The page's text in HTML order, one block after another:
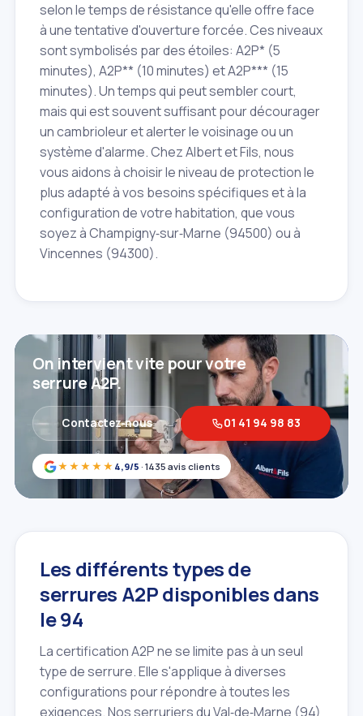
selon le temps de résistance qu'elle offre face
à une tentative d'ouverture forcée. Ces niveaux
sont symbolisés par des étoiles: A2P* (5
minutes), A2P** (10 minutes) et A2P*** (15
minutes). Un temps qui peut sembler court,
mais qui est souvent suffisant pour décourager
un cambrioleur et alerter le voisinage ou un
système d'alarme. Chez Albert et Fils, nous
vous aidons à choisir le niveau de protection le
plus adapté à vos besoins spécifiques et à la
configuration de votre habitation, que vous
soyez à Champigny‑sur‑Marne (94500) ou à
Vincennes (94300).
★★★★★ 4,9/5 · 1435 avis clients
On intervient vite pour votre
serrure A2P.
Contactez‑nous 01 41 94 98 83
Les différents types de
serrures A2P disponibles dans
le 94
La certification A2P ne se limite pas à un seul
type de serrure. Elle s'applique à diverses
configurations pour répondre à toutes les
exigences. Nos serruriers du Val‑de‑Marne (94)